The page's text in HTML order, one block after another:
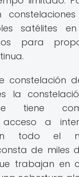
satélites
para
constelación
la
tiene
acceso a
todo el
de miles
trabajan en